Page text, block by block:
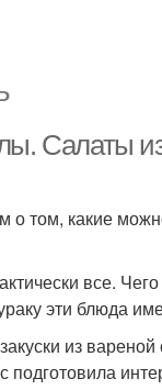
Салаты
о том, какие
все.
эти блюда
из
подготовила